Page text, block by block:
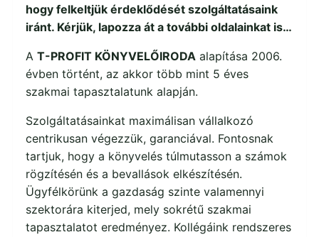
hogy felkeltjük érdeklődését szolgáltatásaink
iránt. Kérjük, lapozza át a további oldalainkat is…
A T-PROFIT KÖNYVELŐIRODAalapítása 2006.
évben történt, az akkor több mint 5 éves
szakmai tapasztalatunk alapján.
Szolgáltatásainkat maximálisan vállalkozó
centrikusan végezzük, garanciával. Fontosnak
tartjuk, hogy a könyvelés túlmutasson a számok
rögzítésén és a bevallások elkészítésén.
Ügyfélkörünk a gazdaság szinte valamennyi
szektorára kiterjed, mely sokrétű szakmai
tapasztalatot eredményez. Kollégáink rendszeres